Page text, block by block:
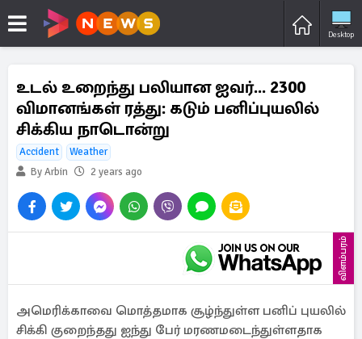
Desktop
உடல் உறைந்து பலியான ஐவர்... 2300
விமானங்கள் ரத்து: கடும் பனிப்புயலில்
சிக்கிய நாடொன்று
Accident
Weather
By Arbin
2 years ago
விளம்பரம்
அமெரிக்காவை மொத்தமாக சூழ்ந்துள்ள பனிப் புயலில்
சிக்கி குறைந்தது ஐந்து பேர் மரணமடைந்துள்ளதாக